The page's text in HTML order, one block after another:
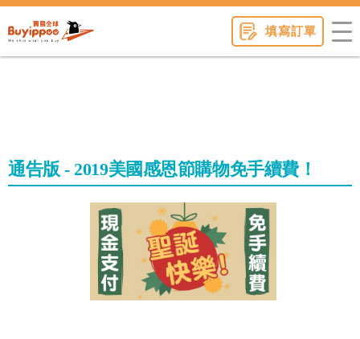
填寫訂單
通告版 - 2019美國感恩節購物免手續費！